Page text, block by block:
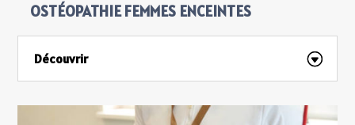
OSTÉOPATHIE FEMMES ENCEINTES
Découvrir